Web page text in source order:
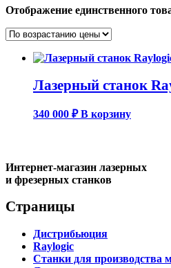
Отображение единственного
Лазерный станок
340 000 ₽ В корзину
Интернет-магазин лазерных
и фрезерных станков
Страницы
Дистрибьюция
Raylogic
Станки для производства